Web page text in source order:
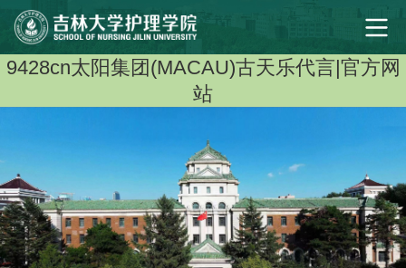
9428cn太阳集团(MACAU)古天乐代言|官方网
站